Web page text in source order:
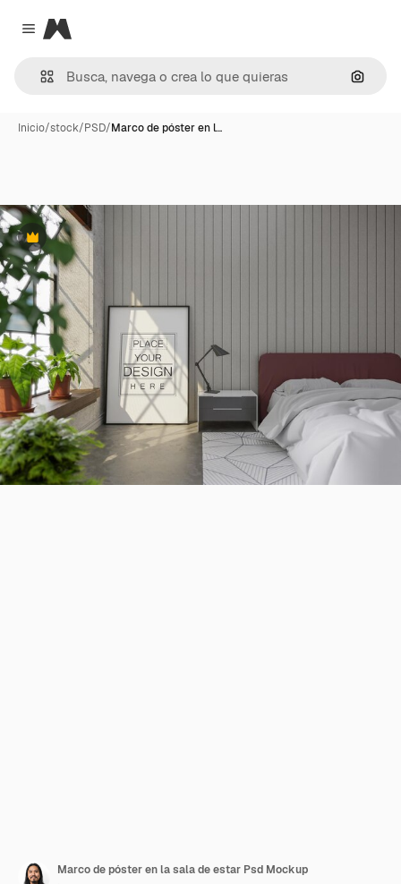
Close menu
Magnific
Inicio/stock/PSD/Marco de póster en l…
Premium
Marco de póster en la sala de estar Psd Mockup